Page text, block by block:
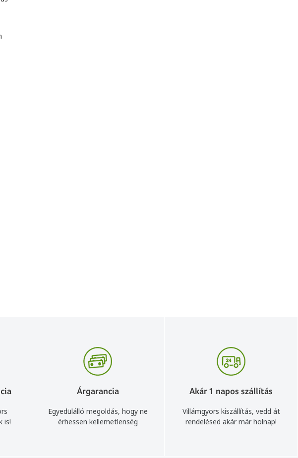
is!
Árgarancia
Egyedülálló megoldás, hogy ne
érhessen kellemetlenség
Akár 1 napos szállítás
Villámgyors kiszállítás, vedd át
rendelésed akár már holnap!